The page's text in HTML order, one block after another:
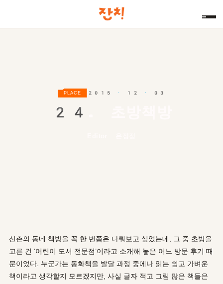
PLACE 2015 · 12 · 03
24.
신촌의 동네 책방을 꼭 한 번쯤은 다뤄보고 싶었는데, 그 중 초방을
고른 건 ‘어린이 도서 전문점’이라고 소개해 놓은 어느 방문 후기 때
문이었다. 누군가는 동화책을 발달 과정 중에나 읽는 쉽고 가벼운
책이라고 생각할지 모르겠지만, 사실 글자 적고 그림 많은 책들은